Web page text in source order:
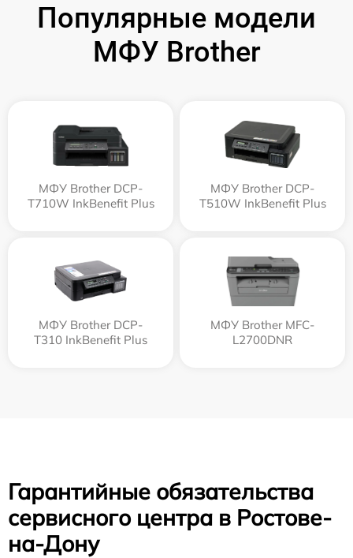
Популярные модели
МФУ Brother
МФУ Brother DCP-
T710W InkBenefit Plus
МФУ Brother DCP-
T510W InkBenefit Plus
МФУ Brother DCP-
T310 InkBenefit Plus
МФУ Brother MFC-
L2700DNR
Гарантийные обязательства
сервисного центра в Ростове-
на-Дону